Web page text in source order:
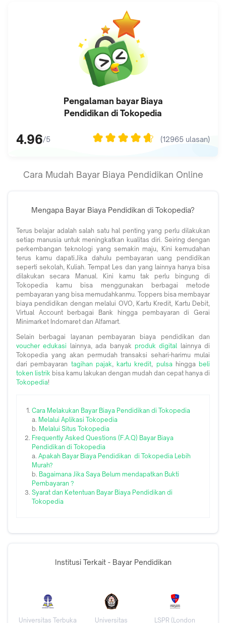
Pengalaman bayar Biaya
Pendidikan di Tokopedia
4.96/5 (12965 ulasan)
Cara Mudah Bayar Biaya Pendidikan Online
Mengapa Bayar Biaya Pendidikan di Tokopedia?
Terus belajar adalah salah satu hal penting yang perlu dilakukan
setiap manusia untuk meningkatkan kualitas diri. Seiring dengan
perkembangan teknologi yang semakin maju, Kini kemudahan
terus kamu dapati.Jika dahulu pembayaran uang pendidikan
seperti sekolah, Kuliah. Tempat Les dan yang lainnya hanya bisa
dilakukan secara Manual. Kini kamu tak perlu bingung di
Tokopedia kamu bisa menggunakan berbagai metode
pembayaran yang bisa memudahkanmu. Toppers bisa membayar
biaya pendidikan dengan melalui OVO, Kartu Kredit, Kartu Debit,
Virtual Account berbagai Bank hingga pembayaran di Gerai
Minimarket Indomaret dan Alfamart.
Selain berbagai layanan pembayaran biaya pendidikan dan
voucher edukasi lainnya, ada banyak produk digital
lainnya di
Tokopedia yang akan permudah transaksi sehari-harimu mulai
dari pembayaran tagihan pajak, kartu kredit, pulsahingga beli
token listrik bisa kamu lakukan dengan mudah dan cepat hanya di
Tokopedia!
Cara Melakukan Bayar Biaya Pendidikan di Tokopedia
a. Melalui Aplikasi Tokopedia
b. Melalui Situs Tokopedia
Frequently Asked Questions (F.A.Q) Bayar Biaya
Pendidikan di Tokopedia
a. Apakah Bayar Biaya Pendidikan di Tokopedia Lebih
Murah?
b. Bagaimana Jika Saya Belum mendapatkan Bukti
Pembayaran ?
Syarat dan Ketentuan Bayar Biaya Pendidikan di
Tokopedia
Institusi Terkait - Bayar Pendidikan
Universitas Terbuka
Universitas
LSPR (London